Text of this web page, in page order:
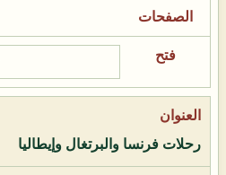
رحلات فرنسا والبرتغال وإيطاليا